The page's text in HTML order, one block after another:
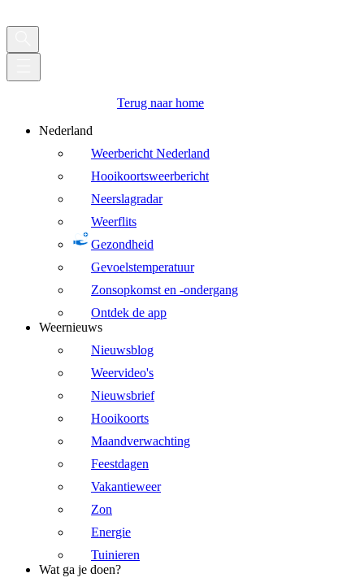
Terug naar home
Nederland
Weerbericht Nederland
Hooikoortsweerbericht
Neerslagradar
Weerflits
Gezondheid
Gevoelstemperatuur
Zonsopkomst en -ondergang
Ontdek de app
Weernieuws
Nieuwsblog
Weervideo's
Nieuwsbrief
Hooikoorts
Maandverwachting
Feestdagen
Vakantieweer
Zon
Energie
Tuinieren
Wat ga je doen?